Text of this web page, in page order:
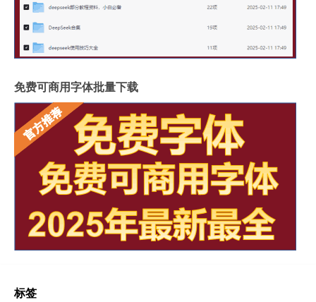
免费可商用字体批量下载
标签